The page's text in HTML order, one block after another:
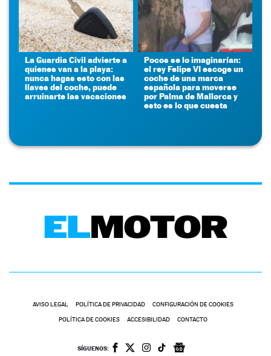
La Guardia Civil advierte a
quienes van a la playa:
nunca hagas esto con las
llaves del coche, puede
arruinarte las vacaciones
Pocos se lo imaginarían:
el rey Felipe VI escoge un
coche de una marca
española para moverse
por Palma de Mallorca y
esto es lo que cuesta
AVISO LEGAL POLÍTICA DE PRIVACIDAD CONFIGURACIÓN DE COOKIES
POLÍTICA DE COOKIES ACCESIBILIDAD CONTACTO
SÍGUENOS: